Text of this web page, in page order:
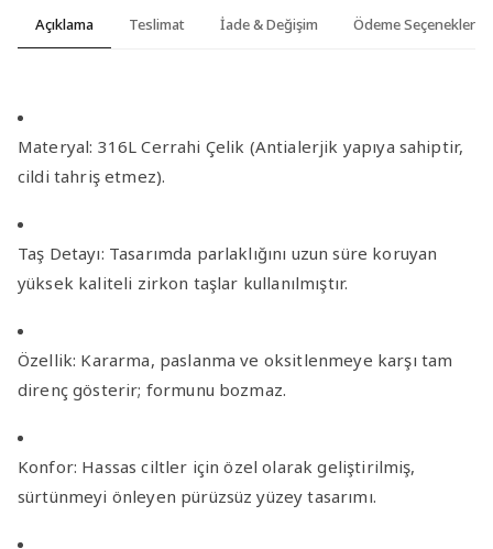
Açıklama Teslimat İade & Değişim Ödeme Seçenekleri
Materyal: 316L Cerrahi Çelik (Antialerjik yapıya sahiptir,
cildi tahriş etmez).
Taş Detayı: Tasarımda parlaklığını uzun süre koruyan
yüksek kaliteli zirkon taşlar kullanılmıştır.
Özellik: Kararma, paslanma ve oksitlenmeye karşı tam
direnç gösterir; formunu bozmaz.
Konfor: Hassas ciltler için özel olarak geliştirilmiş,
sürtünmeyi önleyen pürüzsüz yüzey tasarımı.